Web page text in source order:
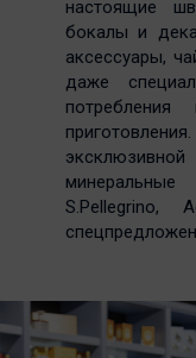
настоящие
бокалы и
аксессуары,
даже